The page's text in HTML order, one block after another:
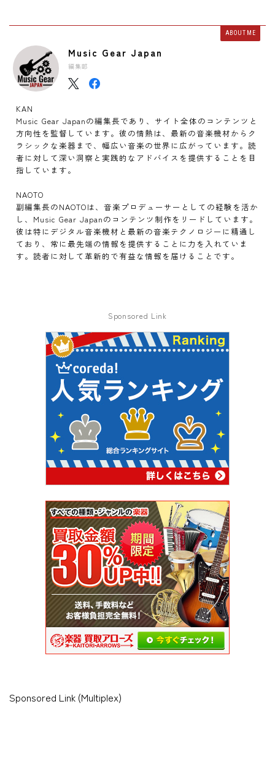
ABOUT ME
Music Gear Japan
編集部
KAN
Music Gear Japanの編集長であり、サイト全体のコンテンツと
方向性を監督しています。彼の情熱は、最新の音楽機材からク
ラシックな楽器まで、幅広い音楽の世界に広がっています。読
者に対して深い洞察と実践的なアドバイスを提供することを目
指しています。
NAOTO
副編集長のNAOTOは、音楽プロデューサーとしての経験を活か
し、Music Gear Japanのコンテンツ制作をリードしています。
彼は特にデジタル音楽機材と最新の音楽テクノロジーに精通し
ており、常に最先端の情報を提供することに力を入れていま
す。読者に対して革新的で有益な情報を届けることです。
Sponsored Link
Sponsored Link (Multiplex)